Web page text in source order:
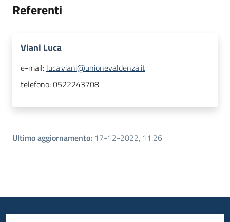
Referenti
Viani Luca
e-mail: luca.viani@unionevaldenza.it
telefono:0522243708
Ultimo aggiornamento: 17-12-2022, 11:26